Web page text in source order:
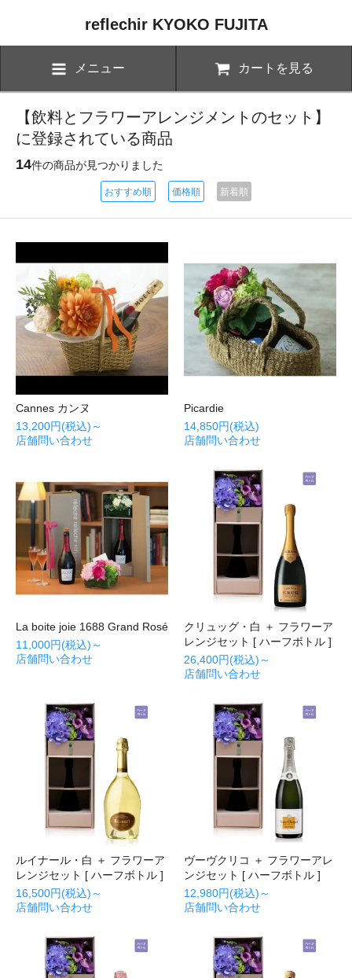
reflechir KYOKO FUJITA
メニュー カートを見る
【飲料とフラワーアレンジメントのセット】
に登録されている商品
14件の商品が見つかりました
おすすめ順 価格順 新着順
Cannes カンヌ
13,200円(税込)～
店舗問い合わせ
Picardie
14,850円(税込)
店舗問い合わせ
La boite joie 1688 Grand Rosé
11,000円(税込)～
店舗問い合わせ
クリュッグ・白 ＋ フラワーア
レンジセット [ ハーフボトル ]
26,400円(税込)～
店舗問い合わせ
ルイナール・白 ＋ フラワーア
レンジセット [ ハーフボトル ]
16,500円(税込)～
店舗問い合わせ
ヴーヴクリコ ＋ フラワーアレ
ンジセット [ ハーフボトル ]
12,980円(税込)～
店舗問い合わせ